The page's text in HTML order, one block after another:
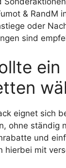
& RandM
oder
sind
eignet sich
ohne ständig
und
hierbei mit